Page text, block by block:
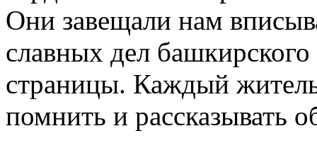
Они завещали нам
славных дел
страницы. Каждый
помнить и рассказывать